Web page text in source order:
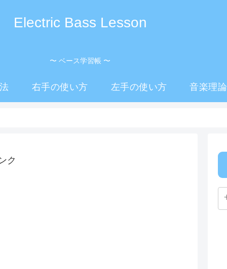
Electric Bass Lesson
〜 ベース学習帳 〜
右手の使い方 左手の使い方 音楽理論
ク